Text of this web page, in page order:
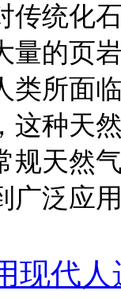
传统化
量的页
类所面
这种天
规天然
广泛应
现代